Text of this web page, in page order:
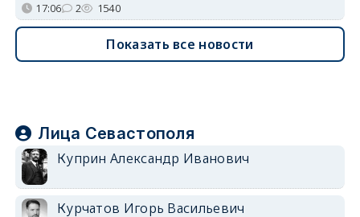
17:06 2 1540
Показать все новости
Лица Севастополя
Куприн Александр Иванович
Курчатов Игорь Васильевич